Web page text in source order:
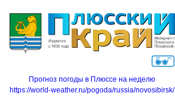
Прогноз погоды в Плюссе на неделю
https://world-weather.ru/pogoda/russia/novosibirsk/